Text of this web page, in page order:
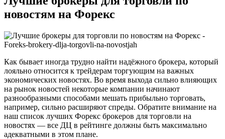
новостям на Форекс
Как бывает иногда трудно найти надёжного брокера, который
лояльно относится к трейдерам торгующим на важных
экономических новостях. Во время выхода сильно влияющих
на рынок новостей некоторые компании начинают
разнообразными способами мешать прибыльно торговать,
например, сильно расширяют спреды. Обратите внимание на
наш список лучших Форекс брокеров для торговли на
новостях — все ДЦ в рейтинге должны быть максимально
адекватными в этом плане.